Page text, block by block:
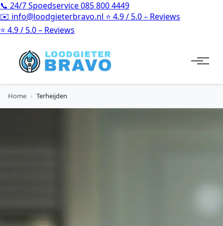
📞 24/7 Spoedservice085 800 4449
✉️ info@loodgieterbravo.nl ⭐ 4.9 / 5.0 – Reviews
⭐ 4.9 / 5.0 – Reviews
Home › Terheijden